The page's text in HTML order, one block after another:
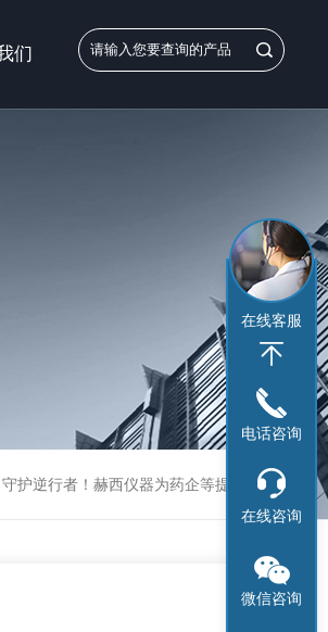
们
行者！赫西仪器为药企等提供专业售前售后服务
在线客服
电话咨询
在线咨询
微信咨询